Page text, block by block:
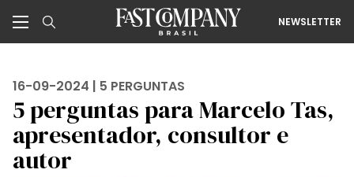
NEWSLETTER
16-09-2024 | 5 PERGUNTAS
5 perguntas para Marcelo Tas,
apresentador, consultor e
autor